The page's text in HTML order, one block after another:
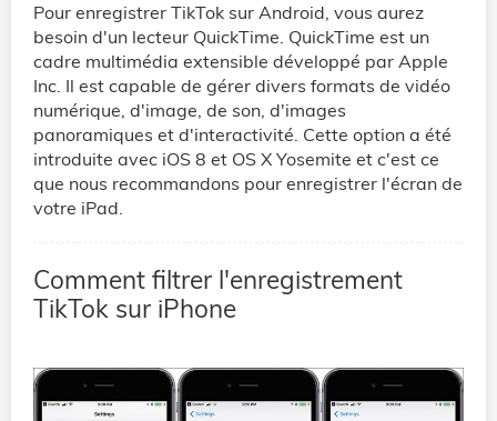
Pour enregistrer TikTok sur Android, vous aurez
besoin d'un lecteur QuickTime. QuickTime est un
cadre multimédia extensible développé par Apple
Inc. Il est capable de gérer divers formats de vidéo
numérique, d'image, de son, d'images
panoramiques et d'interactivité. Cette option a été
introduite avec iOS 8 et OS X Yosemite et c'est ce
que nous recommandons pour enregistrer l'écran de
votre iPad.
Comment filtrer l'enregistrement
TikTok sur iPhone